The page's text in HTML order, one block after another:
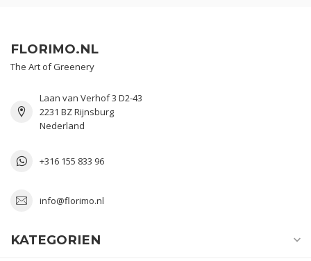
FLORIMO.NL
The Art of Greenery
Laan van Verhof 3 D2-43
2231 BZ Rijnsburg
Nederland
+316 155 833 96
info@florimo.nl
KATEGORIEN